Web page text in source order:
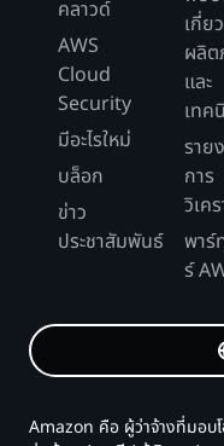
คลาวด์
AWS
Cloud
Security
มีอะไรใหม่
บล็อก
ข่าว
ประชาสัมพันธ์
เกี่ย
ผลิ
และ
เทค
ราย
การ
วิเค
พาร์
ร์
Amazon คือ ผู้ว่าจ้างที่มอบ